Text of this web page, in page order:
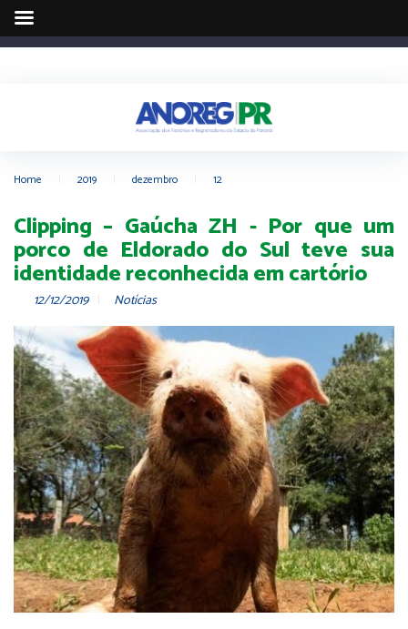
Home 2019 dezembro 12
Clipping – Gaúcha ZH - Por que um
porco de Eldorado do Sul teve sua
identidade reconhecida em cartório
12/12/2019 Notícias